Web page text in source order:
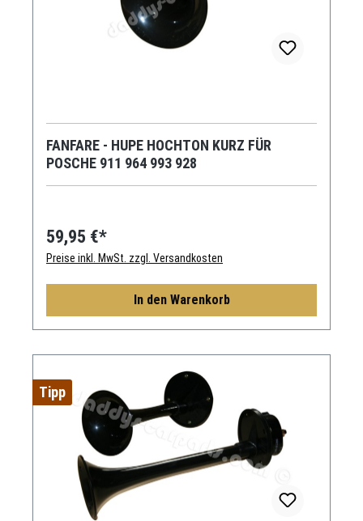
FANFARE - HUPE HOCHTON KURZ FÜR
POSCHE 911 964 993 928
59,95 €*
Preise inkl. MwSt. zzgl. Versandkosten
In den Warenkorb
Tipp